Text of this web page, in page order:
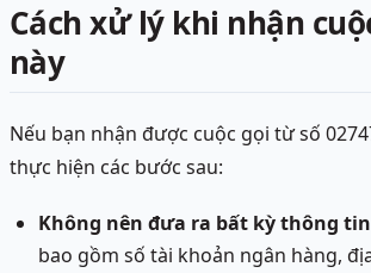
Cách xử lý khi nhận
này
Nếu bạn nhận được cuộc gọi từ số
thực hiện các bước sau:
Không nên đưa ra bất kỳ thông
bao gồm số tài khoản ngân hàng,